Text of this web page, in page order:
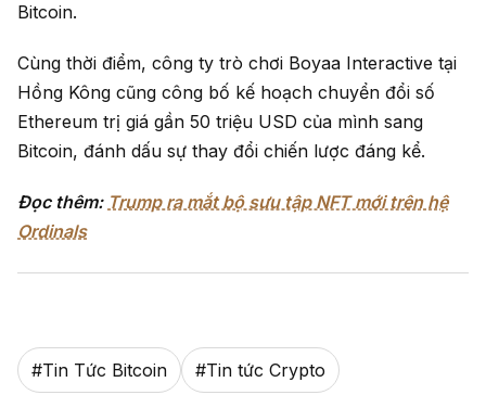
Bitcoin.
Cùng thời điểm, công ty trò chơi Boyaa Interactive tại
Hồng Kông cũng công bố kế hoạch chuyển đổi số
Ethereum trị giá gần 50 triệu USD của mình sang
Bitcoin, đánh dấu sự thay đổi chiến lược đáng kể.
Đọc thêm: Trump ra mắt bộ sưu tập NFT mới trên hệ
Ordinals
#Tin Tức Bitcoin #Tin tức Crypto